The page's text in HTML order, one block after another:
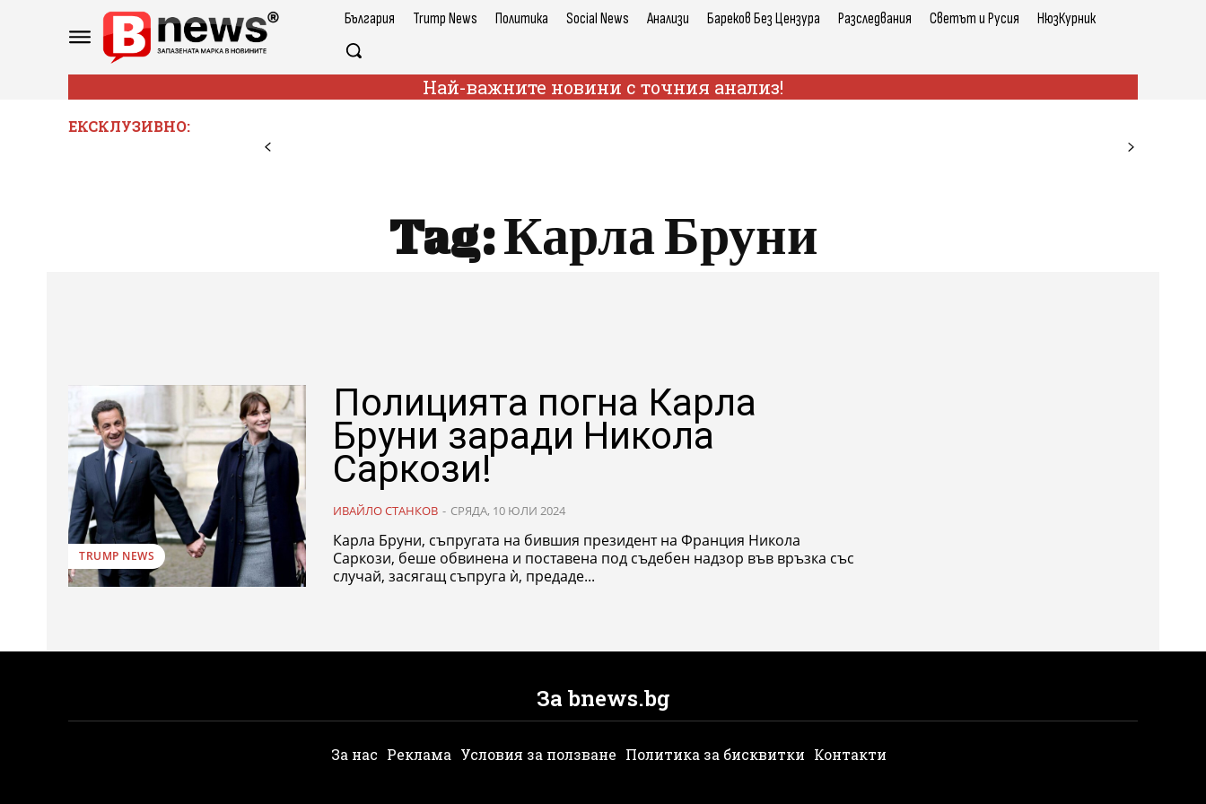
България Trump News Политика Social News Анализи Бареков Без Цензура Разследвания Светът и Русия НюзКурник
Най-важните новини с точния анализ!
ЕКСКЛУЗИВНО:
Tag:Карла Бруни
TRUMP NEWS
Полицията погна Карла
Бруни заради Никола
Саркози!
ИВАЙЛО СТАНКОВ - СРЯДА, 10 ЮЛИ 2024
Карла Бруни, съпругата на бившия президент на Франция Никола
Саркози, беше обвинена и поставена под съдебен надзор във връзка със
случай, засягащ съпруга ѝ, предаде...
За bnews.bg
За нас Реклама Условия за ползване Политика за бисквитки Контакти